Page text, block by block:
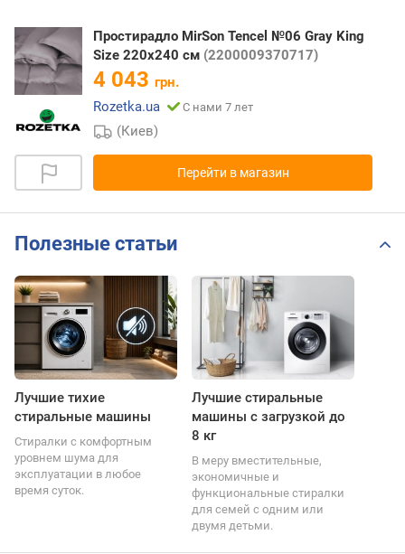
Простирадло MirSon Tencel №06 Gray King
Size 220x240 см (2200009370717)
4 043 грн.
Rozetka.ua
С нами 7 лет
(Киев)
Перейти в магазин
Полезные статьи
Лучшие тихие
стиральные машины
Стиралки с комфортным
уровнем шума для
эксплуатации в любое
время суток.
Лучшие стиральные
машины с загрузкой до
8 кг
В меру вместительные,
экономичные и
функциональные стиралки
для семей с одним или
двумя детьми.